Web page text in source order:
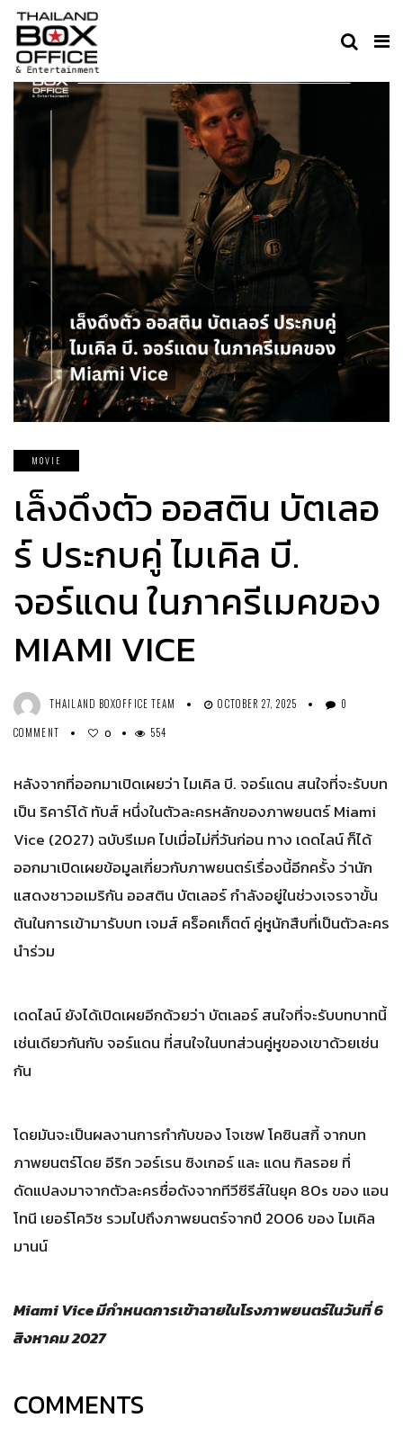
MOVIE
เล็งดึงตัว ออสติน บัตเลอ
ร์ ประกบคู่ ไมเคิล บี.
จอร์แดน ในภาครีเมคของ
MIAMI VICE
THAILAND BOXOFFICE TEAM OCTOBER 27, 2025
0
COMMENT
0 554
หลังจากที่ออกมาเปิดเผยว่า ไมเคิล บี. จอร์แดน สนใจที่จะรับบท
เป็น ริคาร์โด้ ทับส์ หนึ่งในตัวละครหลักของภาพยนตร์ Miami
Vice (2027) ฉบับรีเมค ไปเมื่อไม่กี่วันก่อน ทาง เดดไลน์ ก็ได้
ออกมาเปิดเผยข้อมูลเกี่ยวกับภาพยนตร์เรื่องนี้อีกครั้ง ว่านัก
แสดงชาวอเมริกัน ออสติน บัตเลอร์ กำลังอยู่ในช่วงเจรจาขั้น
ต้นในการเข้ามารับบท เจมส์ คร็อคเก็ตต์ คู่หูนักสืบที่เป็นตัวละคร
นำร่วม
เดดไลน์ ยังได้เปิดเผยอีกด้วยว่า บัตเลอร์ สนใจที่จะรับบทบาทนี้
เช่นเดียวกันกับ จอร์แดน ที่สนใจในบทส่วนคู่หูของเขาด้วยเช่น
กัน
โดยมันจะเป็นผลงานการกำกับของ โจเซฟ โคซินสกี้ จากบท
ภาพยนตร์โดย อีริก วอร์เรน ซิงเกอร์ และ แดน กิลรอย ที่
ดัดแปลงมาจากตัวละครชื่อดังจากทีวีซีรีส์ในยุค 80s ของ แอน
โทนี เยอร์โควิช รวมไปถึงภาพยนตร์จากปี 2006 ของ ไมเคิล
มานน์
Miami Vice มีกำหนดการเข้าฉายในโรงภาพยนตร์ในวันที่ 6
สิงหาคม 2027
COMMENTS